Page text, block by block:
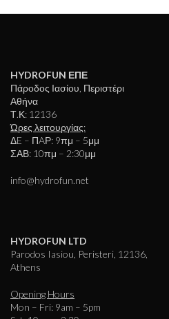
HYDROFUN ΕΠΕ
Πάροδος Ιασίου, Περιστέρι
Αθήνα
Τ.Κ: 12136
Ώρες λειτουργίας:
ΔE – ΠAΡ: 9πμ – 5μμ
ΣΑΒ: 10πμ – 2:30μμ
info@hydrofun.net
HYDROFUN LTD
Parodos Iasiou, Peristeri, 12136,
Athens
Opening Hours
Mon – Fri: 9am – 5pm